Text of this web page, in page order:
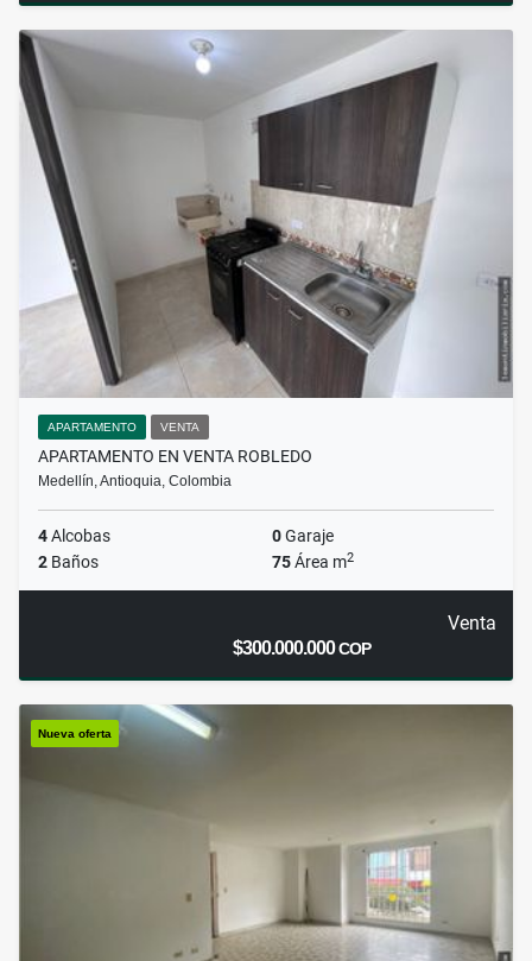
APARTAMENTO VENTA
APARTAMENTO EN VENTA ROBLEDO
Medellín, Antioquia, Colombia
4Alcobas 0Garaje
2 Baños 75Área m2
Venta
$300.000.000COP
Nueva oferta